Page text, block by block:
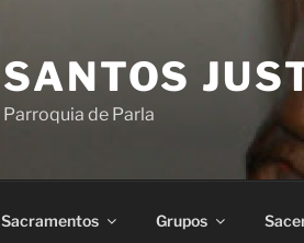
SANTOS
Parroquia de Parla
Sacramentos Grupos